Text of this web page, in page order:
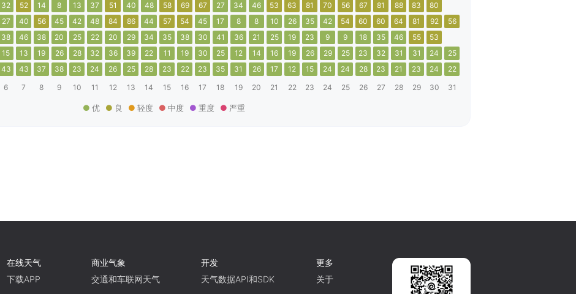
32 52 14 8 13 37 51 40 48 58 69 67 27 34 46 53 63 81 70 56 67 81 88 83
80
27 40 56 45 42 48 84 86 44 57 54 45 17 8 8 10 26 35 42 54 60 60 64 81 92
56
38 46 38 20 25 22 20 29 34 35 38 30 41 36 21 25 19 23 9 9 18 35 46 55
53
15 13 19 26 28 32 36 39 22 11 19 30 25 12 14 16 19 26 29 25 23 32 31 31 24
25
43 43 37 38 23 24 26 25 28 23 22 23 35 31 26 17 12 15 24 24 28 23 21 23 24
22
6 7 8 9 10 11 12 13 14 15 16 17 18 19 20 21 22 23 24 25 26 27 28 29 30 31
优 良 轻度 中度 重度 严重
在线天气
下载APP
商业气象
交通和车联网天气
开发
天气数据API和SDK
更多
关于